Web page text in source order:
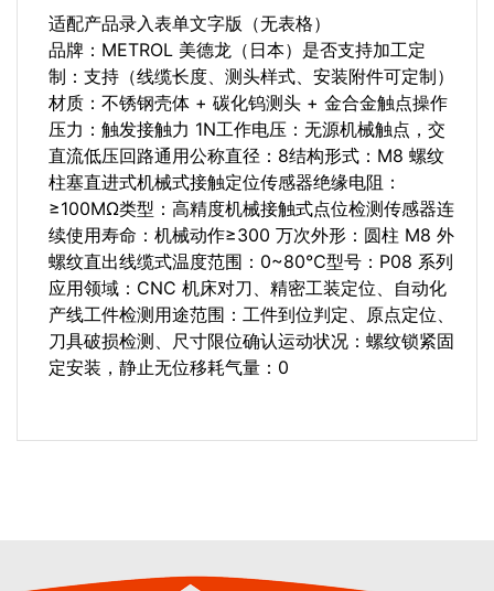
适配产品录入表单文字版（无表格）
品牌：METROL 美德龙（日本）是否支持加工定
制：支持（线缆长度、测头样式、安装附件可定制）
材质：不锈钢壳体 + 碳化钨测头 + 金合金触点操作
压力：触发接触力 1N工作电压：无源机械触点，交
直流低压回路通用公称直径：8结构形式：M8 螺纹
柱塞直进式机械式接触定位传感器绝缘电阻：
≥100MΩ类型：高精度机械接触式点位检测传感器连
续使用寿命：机械动作≥300 万次外形：圆柱 M8 外
螺纹直出线缆式温度范围：0~80℃型号：P08 系列
应用领域：CNC 机床对刀、精密工装定位、自动化
产线工件检测用途范围：工件到位判定、原点定位、
刀具破损检测、尺寸限位确认运动状况：螺纹锁紧固
定安装，静止无位移耗气量：0